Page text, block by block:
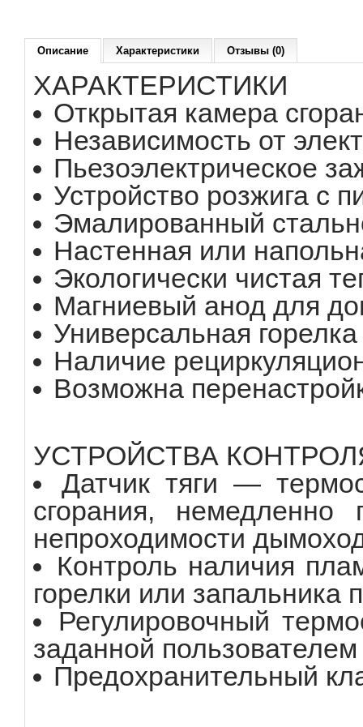
Описание Характеристики Отзывы (0)
ХАРАКТЕРИСТИКИ
Открытая камера
Независимость от
Пьезоэлектрическое
Устройство розжига с
Эмалированный
Настенная или
Экологически чистая
Магниевый анод для
Универсальная
Наличие
Возможна
УСТРОЙСТВА
Датчик тяги —
сгорания,
непроходимости
Контроль наличия
горелки или запальника
Регулировочный
заданной
Предохранительный